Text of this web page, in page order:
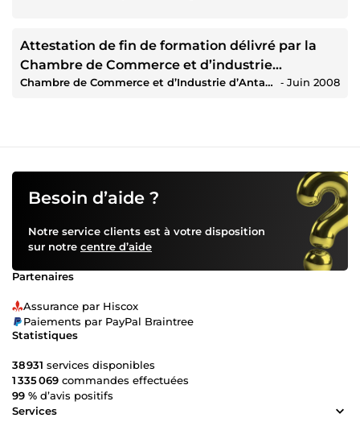
Attestation de fin de formation délivré par la
Chambre de Commerce et d’industrie
d’Antananarivo
Chambre de Commerce et d’Industrie d’Antananarivo / BNI/ Cabinet EDE/ EDBM/ OMEF / Institut de la Francophonie pour l’Entrepreneuriat Maurice ‐ Juin 2008
Besoin d’aide ?
Notre service clients est à votre disposition
sur notre centre d’aide
Partenaires
Assurance par Hiscox
Paiements par PayPal Braintree
Statistiques
38 931 services disponibles
1 335 069 commandes effectuées
99 % d’avis positifs
Services